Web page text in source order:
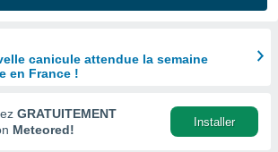
canicule attendue la semaine
en France !
GRATUITEMENT
Meteored!
Installer